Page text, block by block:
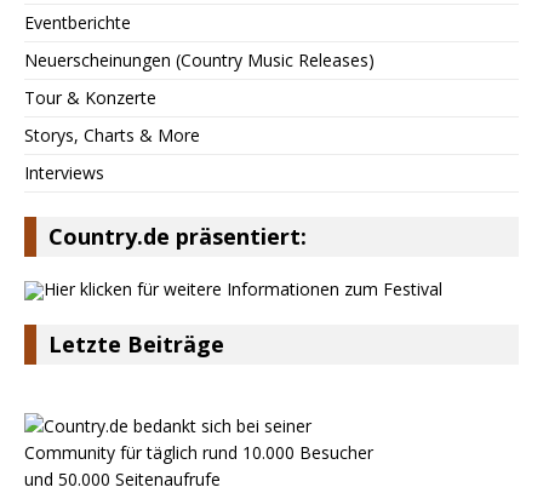
Eventberichte
Neuerscheinungen (Country Music Releases)
Tour & Konzerte
Storys, Charts & More
Interviews
Country.de präsentiert:
Letzte Beiträge